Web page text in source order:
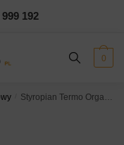
192
0
Styropian Termo Organika TERMONIUM PLUS parking